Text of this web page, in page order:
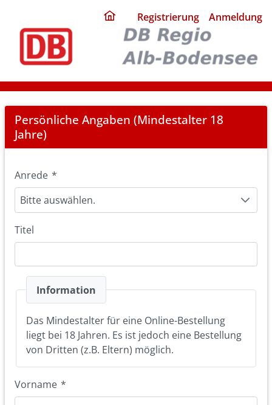
home
page
Registrierung Anmeldung
Registration
Persönliche Angaben (Mindestalter 18
Jahre)
Anrede *
Bitte auswählen.
Titel
Information
Das Mindestalter für eine Online-Bestellung
liegt bei 18 Jahren. Es ist jedoch eine Bestellung
von Dritten (z.B. Eltern) möglich.
Vorname *